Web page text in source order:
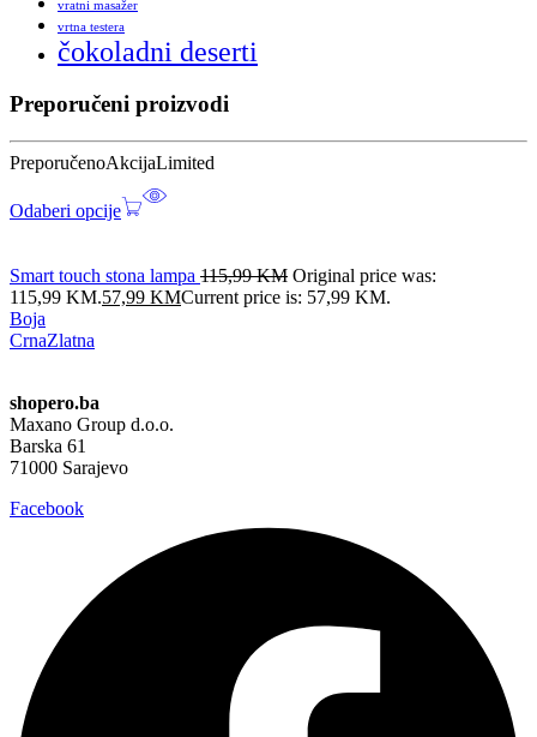
vratni masažer
vrtna testera
čokoladni deserti
Preporučeni proizvodi
PreporučenoAkcijaLimited
Odaberi opcije
Smart touch stona lampa 115,99KM Original price was:
115,99 KM.57,99 KMCurrent price is: 57,99 KM.
Boja
CrnaZlatna
shopero.ba
Maxano Group d.o.o.
Barska 61
71000 Sarajevo
Facebook